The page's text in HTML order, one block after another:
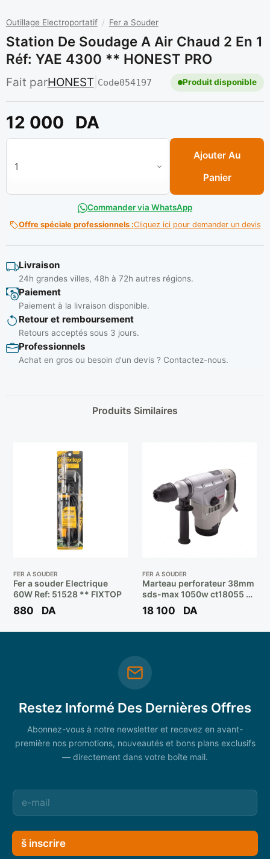
Outillage Electroportatif / Fer a Souder
Station De Soudage A Air Chaud 2 En 1
Réf: YAE 4300 ** HONEST PRO
Fait parHONEST| Code054197 Produit disponible
12 000 DA
quantité de Station de soudage a Air Chaud 2 en 1 Réf: YAE
Ajouter Au
Panier
Commander via WhatsApp
Offre spéciale professionnels :Cliquez ici pour demander un devis
Livraison
24h grandes villes, 48h à 72h autres régions.
Paiement
Paiement à la livraison disponible.
Retour et remboursement
Retours acceptés sous 3 jours.
Professionnels
Achat en gros ou besoin d'un devis ? Contactez-nous.
Produits Similaires
FER A SOUDER
Fer a souder Electrique
60W Ref: 51528 ** FIXTOP
880 DA
FER A SOUDER
Marteau perforateur 38mm
sds-max 1050w ct18055 **
CROWN
18 100 DA
Restez Informé Des Dernières Offres
Abonnez-vous à notre newsletter et recevez en avant-
première nos promotions, nouveautés et bons plans exclusifs
— directement dans votre boîte mail.
š inscrire